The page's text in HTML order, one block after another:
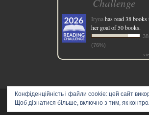
Irynahas read 38
her goal of 50 books.
(76%)
Конфіденційність і файли cookie: цей сайт
Щоб дізнатися більше, включно з тим, як
© 2026 Secret land – All